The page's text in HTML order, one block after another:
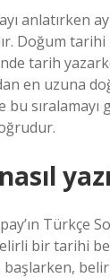
anlatırken
Doğum tarihi
tarih
en uzuna
sıralamayı
Türkçe
bir tarihi
başlarken,